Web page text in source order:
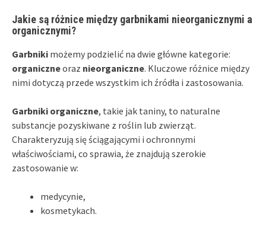
Jakie są różnice między garbnikami nieorganicznymi a
organicznymi?
Garbniki możemy podzielić na dwie główne kategorie:
organiczneoraz nieorganiczne. Kluczowe różnice między
nimi dotyczą przede wszystkim ich źródła i zastosowania.
Garbniki organiczne, takie jak taniny, to naturalne
substancje pozyskiwane z roślin lub zwierząt.
Charakteryzują się ściągającymi i ochronnymi
właściwościami, co sprawia, że znajdują szerokie
zastosowanie w:
medycynie,
kosmetykach.